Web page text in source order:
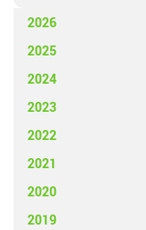
2026
2025
2024
2023
2022
2021
2020
2019